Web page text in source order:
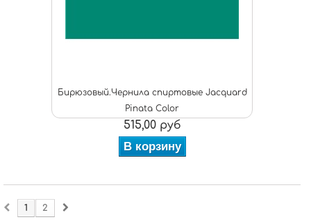
Бирюзовый.Чернила спиртовые Jacquard
Pinata Color
515,00 руб
В корзину
1 2